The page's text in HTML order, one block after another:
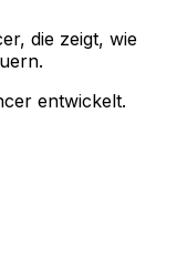
die zeigt, wie
entwickelt.